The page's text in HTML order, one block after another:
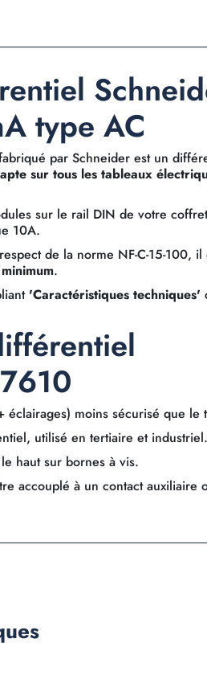
type AC
par Schneider est un
sur tous les tableaux
sur le rail DIN de votre
10A.
de la norme NF-C-15-100, il
.
'Caractéristiques techniques'
éclairages) moins sécurisé que le
utilisé en tertiaire et industriel.
haut sur bornes à vis.
accouplé à un contact auxiliaire